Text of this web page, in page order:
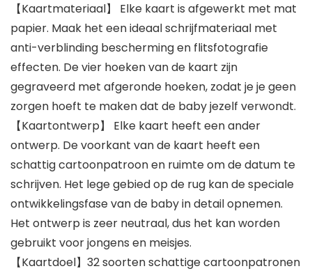
【Kaartmateriaal】 Elke kaart is afgewerkt met mat
papier. Maak het een ideaal schrijfmateriaal met
anti-verblinding bescherming en flitsfotografie
effecten. De vier hoeken van de kaart zijn
gegraveerd met afgeronde hoeken, zodat je je geen
zorgen hoeft te maken dat de baby jezelf verwondt.
【Kaartontwerp】 Elke kaart heeft een ander
ontwerp. De voorkant van de kaart heeft een
schattig cartoonpatroon en ruimte om de datum te
schrijven. Het lege gebied op de rug kan de speciale
ontwikkelingsfase van de baby in detail opnemen.
Het ontwerp is zeer neutraal, dus het kan worden
gebruikt voor jongens en meisjes.
【Kaartdoel】32 soorten schattige cartoonpatronen